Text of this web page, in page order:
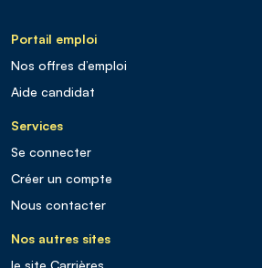
Portail emploi
Nos offres d’emploi
Aide candidat
Services
Se connecter
Créer un compte
Nous contacter
Nos autres sites
le site Carrières